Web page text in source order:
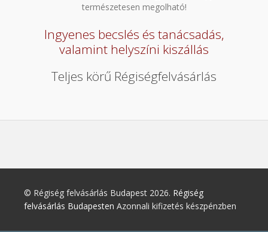
természetesen megolható!
Ingyenes becslés és tanácsadás,
valamint helyszíni kiszállás
Teljes körű Régiségfelvásárlás
© Régiség felvásárlás Budapest 2026. Régiség
felvásárlás Budapesten Azonnali kifizetés készpénzben